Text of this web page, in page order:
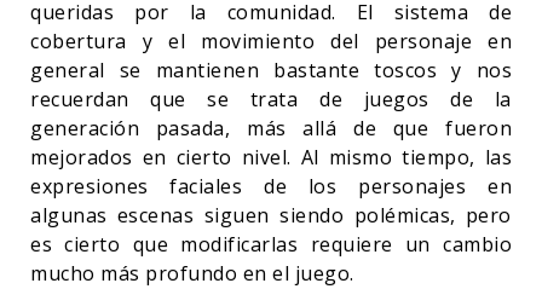
queridas por la comunidad. El sistema de
cobertura y el movimiento del personaje en
general se mantienen bastante toscos y nos
recuerdan que se trata de juegos de la
generación pasada, más allá de que fueron
mejorados en cierto nivel. Al mismo tiempo, las
expresiones faciales de los personajes en
algunas escenas siguen siendo polémicas, pero
es cierto que modificarlas requiere un cambio
mucho más profundo en el juego.